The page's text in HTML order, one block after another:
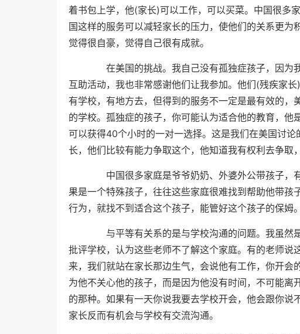
着书包上学，他(家长)可以工作，可以买菜。中国很多
国这样的服务可以减轻家长的压力，使他们的关系更
觉得很自豪，觉得自己很有成就。
在美国的挑战。我自己没有孤独症孩子，因为
互助活动，我也非常感谢他们让我参加。他们(残疾家
有学校，有地方去，但得到的服务不一定是最有效的
的学校。孤独症的孩子，你可能认为适合他的教育，
可以获得40个小时的一对一选择。这是我们在美国讨
长，他们比较有能力争取这个，他知道我有权利去争取
中国很多家庭是爷爷奶奶、外婆外公带孩子，
果是一个特殊孩子，往往这些家庭很难找到帮助他带
行为，就找不到适合这个孩子，能管好这个孩子的保姆
与平等有关系的是与学校沟通的问题。我虽然是
批评学校，认为这些老师不了解这个家庭。有的老师
来，我们就站在家长那边生气，会说他有工作，你开
为他不关心他的孩子，而是因为他没有时间，不可能
的那种。如果有一天你说我要去学校开会，他会跟你
家长反而有机会与学校有交流沟通。